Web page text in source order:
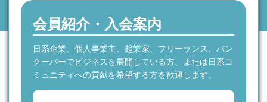
会員紹介・入会案内
日系企業、個人事業主、起業家、フリーランス、バン
クーバーでビジネスを展開している方、または日系コ
ミュニティへの貢献を希望する方を歓迎します。